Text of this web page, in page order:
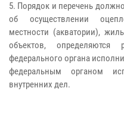
5. Порядок и перечень
об осуществлении
местности (акватории),
объектов, определяются
федерального органа
федеральным органом
внутренних дел.